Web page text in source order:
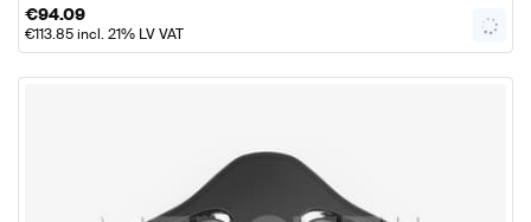
€94.09
€113.85incl. 21% LV VAT